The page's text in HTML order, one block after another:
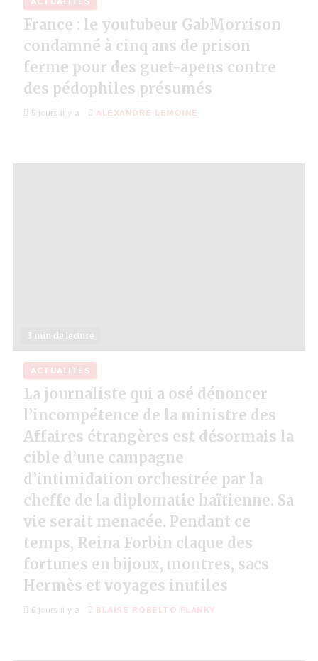
France : le youtubeur GabMorrison
condamné à cinq ans de prison
ferme pour des guet-apens contre
des pédophiles présumés
5 jours il y a ALEXANDRE LEMOINE
3 min de lecture
ACTUALITÉS
La journaliste qui a osé dénoncer
l’incompétence de la ministre des
Affaires étrangères est désormais la
cible d’une campagne
d’intimidation orchestrée par la
cheffe de la diplomatie haïtienne. Sa
vie serait menacée. Pendant ce
temps, Reina Forbin claque des
fortunes en bijoux, montres, sacs
Hermès et voyages inutiles
6 jours il y a BLAISE ROBELTO FLANKY